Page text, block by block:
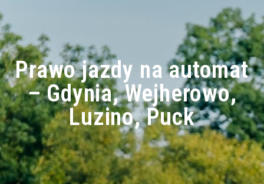
Prawo jazdy na automat
– Gdynia, Wejherowo,
Luzino, Puck